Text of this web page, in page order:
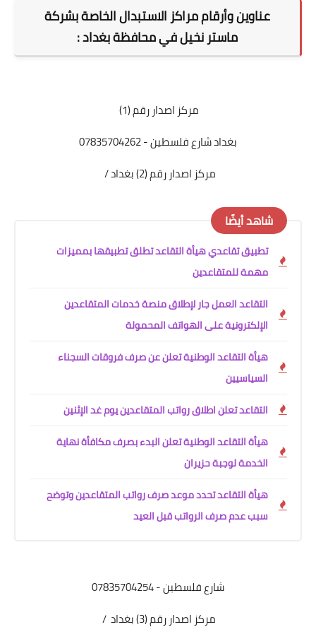
عناوين وأرقام مراكز الاستبدال الخاصة بشركة
ماستر نخيل في محافظة بغداد :
مركز اصدار رقم (1)
بغداد شارع فلسطين - 07835704262
مركز اصدار رقم (2) بغداد /
شاهد أيضًا
تطبيق تقاعدي هيأة التقاعد تطلق تطبيقها بمميزات
مهمة للمتقاعدين
التقاعد العمل جار لإطلاق منصة خدمات المتقاعدين
الإلكترونية على الهواتف المحمولة
هيأة التقاعد الوطنية تعلن عن صرف فروقات السجناء
السياسيين
التقاعد تعلن اطلاق رواتب المتقاعدين يوم غد الإثنين
هيأة التقاعد الوطنية تعلن البدء بصرف مكافأة نهاية
الخدمة لوجبة حزيران
هيأة التقاعد تحدد موعد صرف رواتب المتقاعدين وتوضح
سبب عدم صرف الرواتب قبل العيد
شارع فلسطين - 07835704254
مركز اصدار رقم (3) بغداد /